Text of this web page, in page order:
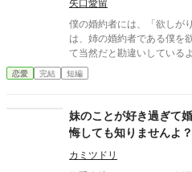
矢口愛留
僕の婚約者には、「欲しが
は、姉の婚約者である僕を
て当然だと勘違いしている
は、君のお姉さんただ一人なんだよ？ ＊小説家
しています。 ＊8/30続きを
恋愛 完結 短編
妹のことが好き過ぎて
悔しても知りませんよ？
カミツドリ